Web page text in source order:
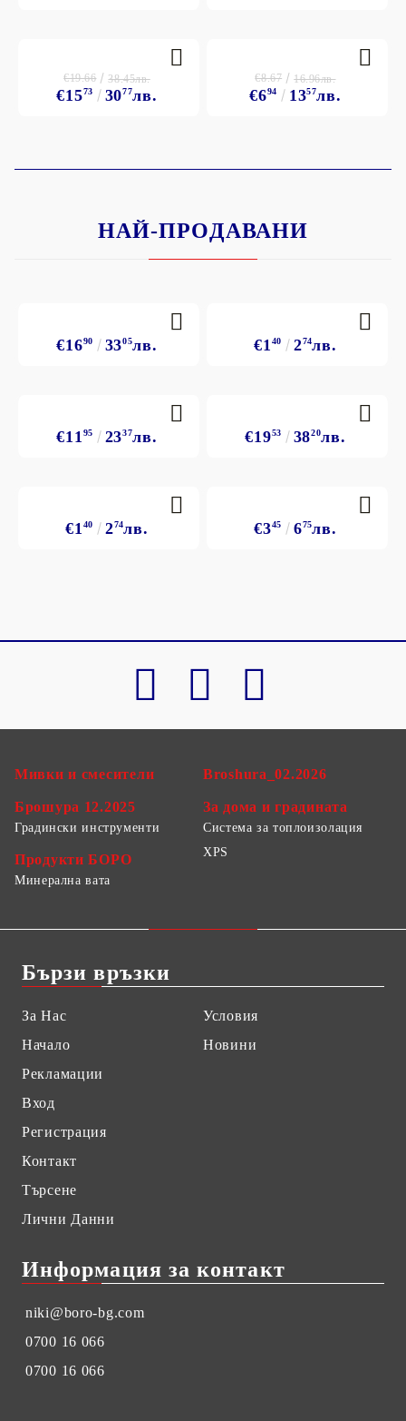
€1573 3077лв.
€19.66 38.45лв.
€694 1357лв.
€8.67 16.96лв.
НАЙ-ПРОДАВАНИ
€1690 3305лв. €1 40 274лв.
€11 95 2337лв. €1953 3820лв.
€1 40 274лв. €345 675лв.
Мивки и смесители
Брошура 12.2025
Broshura_02.2026
За дома и градината
Градински инструменти
Продукти БОРО
Система за топлоизолация
XPS
Минерална вата
Бързи връзки
За Нас
Начало
Рекламации
Вход
Регистрация
Контакт
Търсене
Лични Данни
Условия
Новини
Информация за контакт
niki@boro-bg.com
0700 16 066
0700 16 066